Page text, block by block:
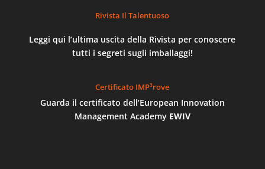
Rivista Il Talentuoso
Leggi qui l’ultima uscita della Rivista per conoscere
tutti i segreti sugli imballaggi!
Certificato IMP³rove
Guarda il certificato dell’European Innovation
Management Academy EWIV